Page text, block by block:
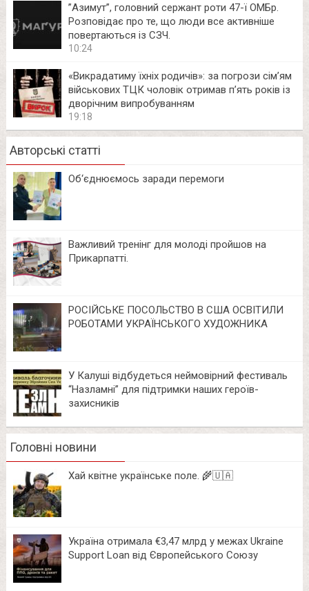
⁨”Азимут”, головний сержант роти 47-ї ОМБр.
Розповідає про те, що люди все активніше
повертаються із СЗЧ.
10:24
«Викрадатиму їхніх родичів»: за погрози сім’ям
військових ТЦК чоловік отримав п’ять років із
дворічним випробуванням
19:18
Авторські статті
Об‘єднюємось заради перемоги
Важливий тренінг для молоді пройшов на
Прикарпатті.
РОСІЙСЬКЕ ПОСОЛЬСТВО В США ОСВІТИЛИ
РОБОТАМИ УКРАЇНСЬКОГО ХУДОЖНИКА
У Калуші відбудеться неймовірний фестиваль
“Назламні” для підтримки наших героїв-
захисників
Головні новини
Хай квітне українське поле. 🌾🇺🇦
Україна отримала €3,47 млрд у межах Ukraine
Support Loan від Європейського Союзу